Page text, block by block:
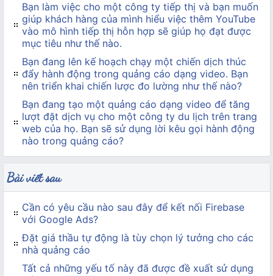
Bạn làm việc cho một công ty tiếp thị và bạn muốn
giúp khách hàng của mình hiểu việc thêm YouTube
vào mô hình tiếp thị hỗn hợp sẽ giúp họ đạt được
mục tiêu như thế nào.
Bạn đang lên kế hoạch chạy một chiến dịch thúc
đẩy hành động trong quảng cáo dạng video. Bạn
nên triển khai chiến lược đo lường như thế nào?
Bạn đang tạo một quảng cáo dạng video để tăng
lượt đặt dịch vụ cho một công ty du lịch trên trang
web của họ. Bạn sẽ sử dụng lời kêu gọi hành động
nào trong quảng cáo?
Bài viết sau
Cần có yêu cầu nào sau đây để kết nối Firebase
với Google Ads?
Đặt giá thầu tự động là tùy chọn lý tưởng cho các
nhà quảng cáo
Tất cả những yếu tố này đã được đề xuất sử dụng